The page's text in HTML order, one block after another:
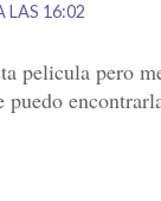
LAS 16:02
pelicula pero
puedo